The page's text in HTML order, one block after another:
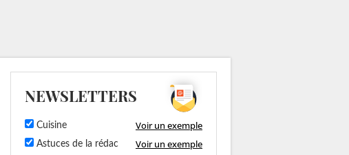
NEWSLETTERS
Cuisine Voir un exemple
Astuces de la rédac Voir un exemple